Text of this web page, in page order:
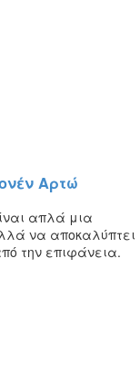
Αρτώ
απλά μια
να αποκαλύπτει
την επιφάνεια.